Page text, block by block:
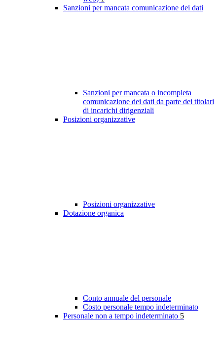
Sanzioni per mancata comunicazione dei dati
Sanzioni per mancata o incompleta
comunicazione dei dati da parte dei titolari
di incarichi dirigenziali
Posizioni organizzative
Posizioni organizzative
Dotazione organica
Conto annuale del personale
Costo personale tempo indeterminato
Personale non a tempo indeterminato 5